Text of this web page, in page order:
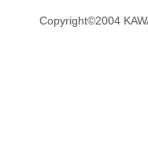
Copyright©2004